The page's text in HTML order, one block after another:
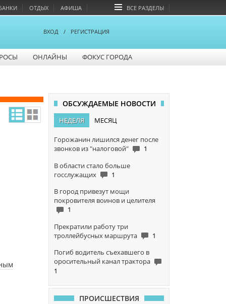
ОТДЫХ АФИША ВСЕ РАЗДЕЛЫ
ВХОД / РЕГИСТРАЦИЯ
ОНЛАЙНЫ ФОКУС ГОРОДА
ОБСУЖДАЕМЫЕ НОВОСТИ
НЕДЕЛЯ МЕСЯЦ
Горожанин лишился денег после
звонков из "налоговой"
1
В области стало больше
госслужащих
1
В город привезут мощи
покровителя воинов и целителя
1
Прекратили работу три
троллейбусных маршрута
1
Погиб водитель съехавшего в
оросительный канал трактора
1
ПРОИСШЕСТВИЯ